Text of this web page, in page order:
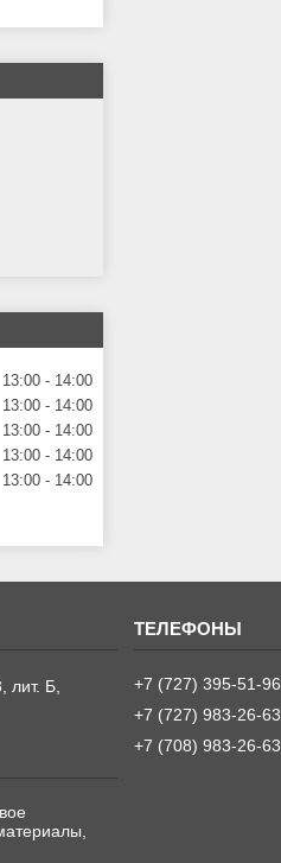
13:00
14:00
13:00
14:00
13:00
14:00
13:00
14:00
13:00
14:00
лит. Б,
+7 (727) 395-51-96
+7 (727) 983-26-63
+7 (708) 983-26-63